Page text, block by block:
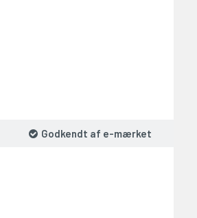
Godkendt af e-mærket